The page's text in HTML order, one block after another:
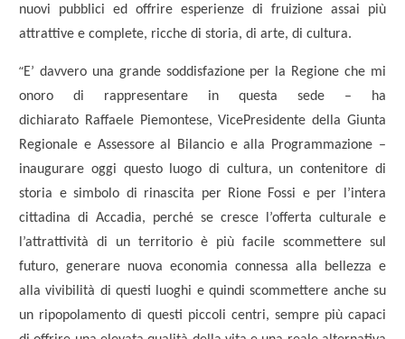
nuovi pubblici ed offrire esperienze di fruizione assai più
attrattive e complete, ricche di storia, di arte, di cultura.
“E’ davvero una grande soddisfazione per la Regione che mi
onoro di rappresentare in questa sede – ha
dichiarato Raffaele Piemontese, VicePresidente della Giunta
Regionale e Assessore al Bilancio e alla Programmazione –
inaugurare oggi questo luogo di cultura, un contenitore di
storia e simbolo di rinascita per Rione Fossi e per l’intera
cittadina di Accadia, perché se cresce l’offerta culturale e
l’attrattività di un territorio è più facile scommettere sul
futuro, generare nuova economia connessa alla bellezza e
alla vivibilità di questi luoghi e quindi scommettere anche su
un ripopolamento di questi piccoli centri, sempre più capaci